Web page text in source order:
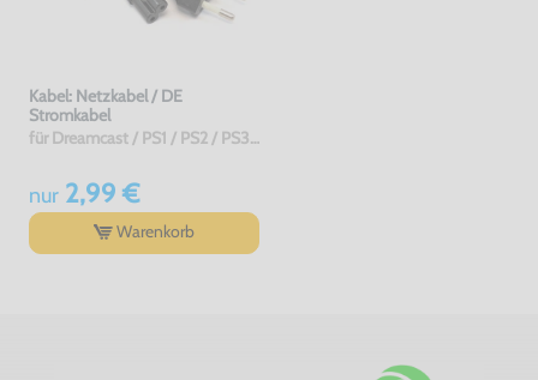
Kabel: Netzkabel / DE
Stromkabel
für Dreamcast / PS1 / PS2 / PS3 / PS4 / Saturn / Xbox / 3DO, gebraucht
nur2,99 €
Warenkorb